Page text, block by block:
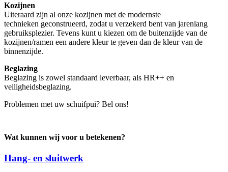
Kozijnen
Uiteraard zijn al onze kozijnen met de modernste
technieken geconstrueerd, zodat u verzekerd bent van jarenlang
gebruiksplezier. Tevens kunt u kiezen om de buitenzijde van de
kozijnen/ramen een andere kleur te geven dan de kleur van de
binnenzijde.
Beglazing
Beglazing is zowel standaard leverbaar, als HR++ en
veiligheidsbeglazing.
Problemen met uw schuifpui? Bel ons!
Wat kunnen wij voor u betekenen?
Hang- en sluitwerk